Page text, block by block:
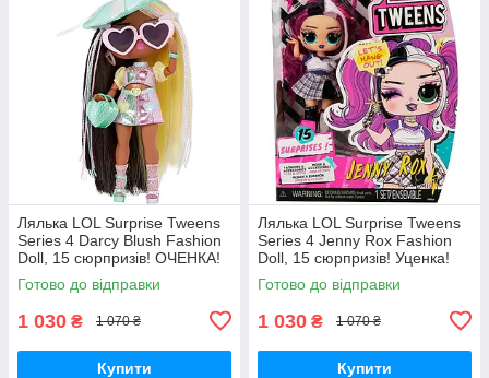
Лялька LOL Surprise Tweens
Series 4 Darcy Blush Fashion
Doll, 15 сюрпризів! ОЧЕНКА!
Готово до відправки
1 030 ₴ 1 070 ₴
Купити
Лялька LOL Surprise Tweens
Series 4 Jenny Rox Fashion
Doll, 15 сюрпризів! Уценка!
Готово до відправки
1 030 ₴ 1 070 ₴
Купити